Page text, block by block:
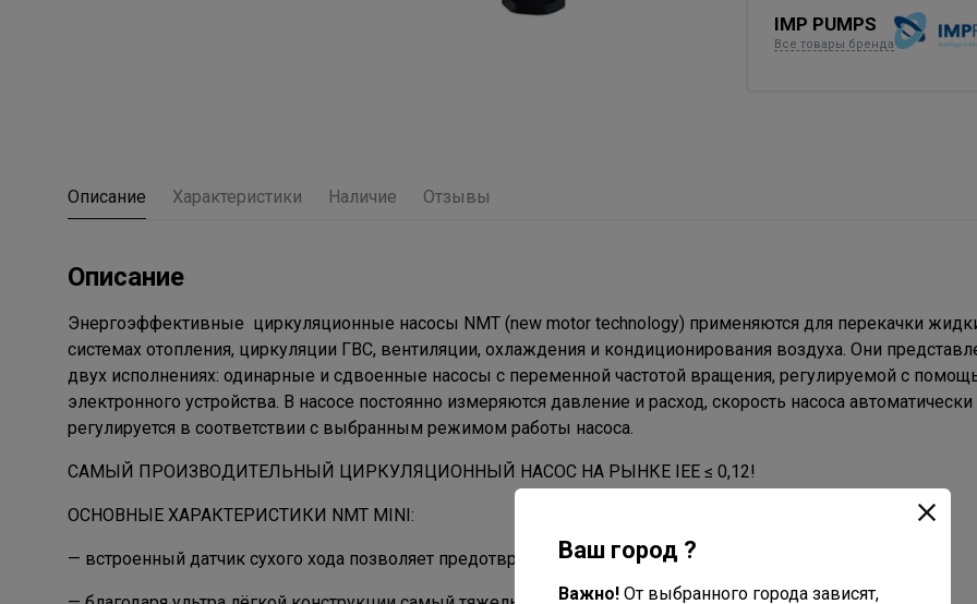
IMP PUMPS
Все товары бренда
Описание Характеристики Наличие Отзывы
Описание
Энергоэффективные циркуляционные насосы NMT (new motor technology) применяются для перекачки
системах отопления, циркуляции ГВС, вентиляции, охлаждения и кондиционирования воздуха. Они
двух исполнениях: одинарные и сдвоенные насосы с переменной частотой вращения, регулируемой с
электронного устройства. В насосе постоянно измеряются давление и расход, скорость насоса автоматически
регулируется в соответствии с выбранным режимом работы насоса.
САМЫЙ ПРОИЗВОДИТЕЛЬНЫЙ ЦИРКУЛЯЦИОННЫЙ НАСОС НА РЫНКЕ IEE ≤ 0,12!
ОСНОВНЫЕ ХАРАКТЕРИСТИКИ NMT MINI:
— встроенный датчик сухого хода позволяет предотвратить работу насоса на сухом ходу;
Ваш город ?
Важно! От выбранного города зависят,